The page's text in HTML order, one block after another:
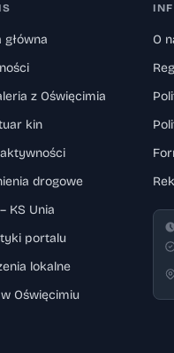
główna
z Oświęcimia
kin
drogowe
KS Unia
portalu
lokalne
Oświęcimiu
O